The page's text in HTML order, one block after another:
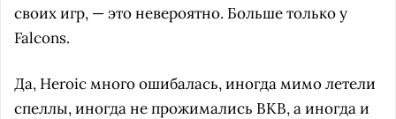
своих игр, — это невероятно. Больше только у
Falcons.
Да, Heroic много ошибалась, иногда мимо летели
спеллы, иногда не прожимались BKB, а иногда и